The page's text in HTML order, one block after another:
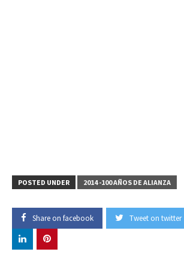
POSTED UNDER 2014 -100 AÑOS DE ALIANZA
Share on facebook Tweet on twitter